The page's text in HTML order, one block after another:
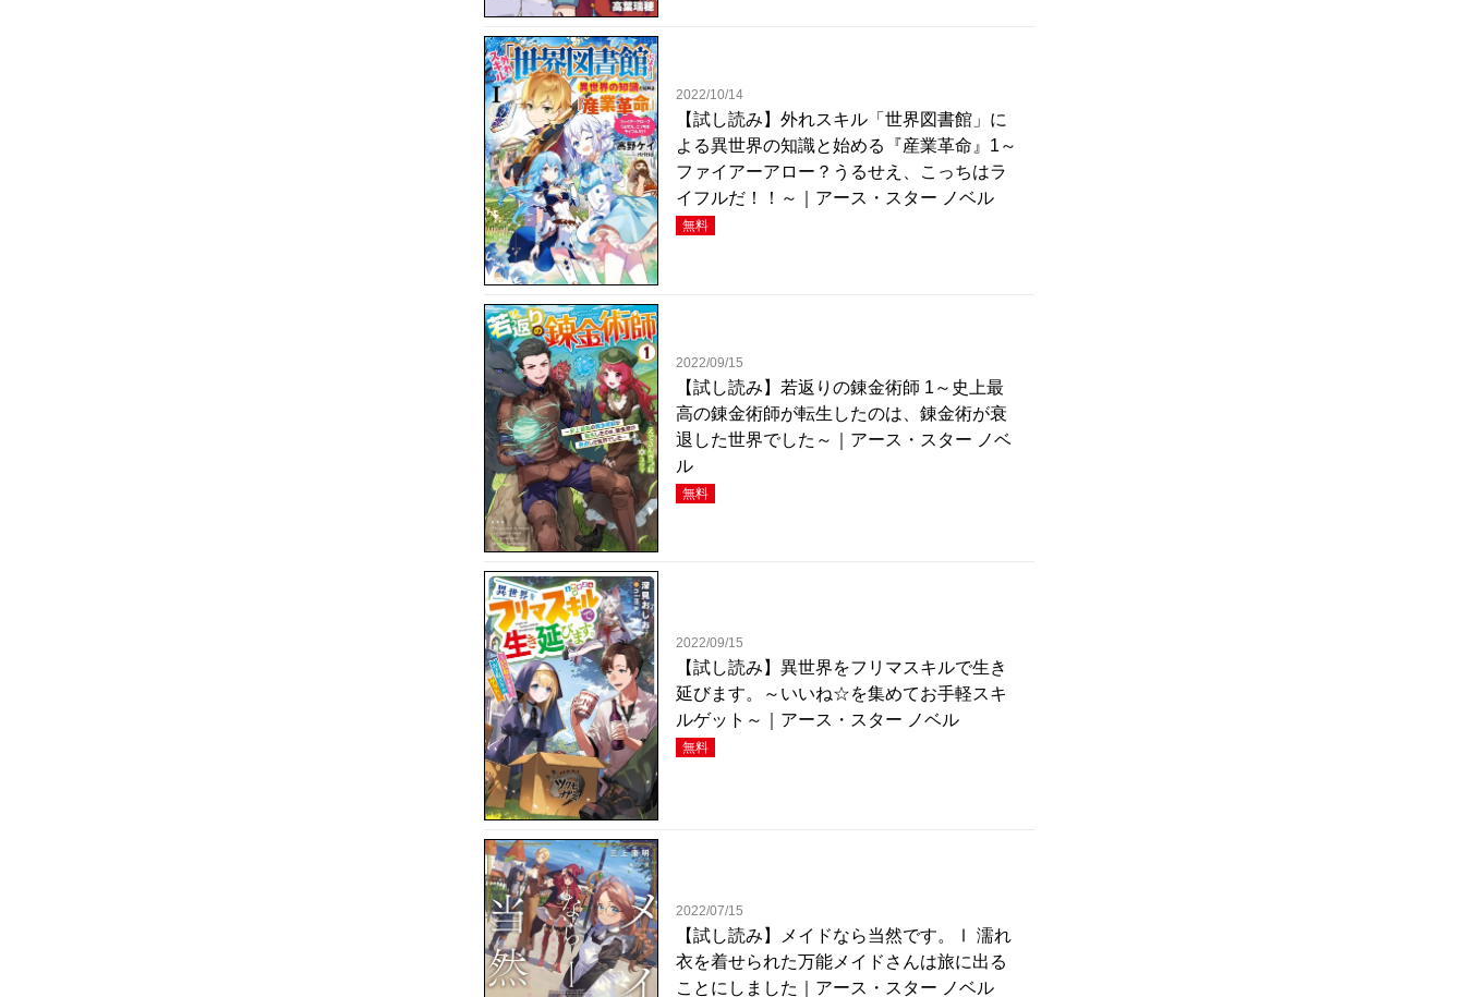
2022/10/14
【試し読み】外れスキル「世界図書館」に
よる異世界の知識と始める『産業革命』1～
ファイアーアロー？うるせえ、こっちはラ
イフルだ！！～｜アース・スター ノベル
無料
2022/09/15
【試し読み】若返りの錬金術師 1～史上最
高の錬金術師が転生したのは、錬金術が衰
退した世界でした～｜アース・スター ノベ
ル
無料
2022/09/15
【試し読み】異世界をフリマスキルで生き
延びます。～いいね☆を集めてお手軽スキ
ルゲット～｜アース・スター ノベル
無料
2022/07/15
【試し読み】メイドなら当然です。Ⅰ 濡れ
衣を着せられた万能メイドさんは旅に出る
ことにしました｜アース・スター ノベル